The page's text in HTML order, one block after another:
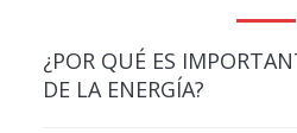
¿POR QUÉ ES
DE LA ENERGÍA?